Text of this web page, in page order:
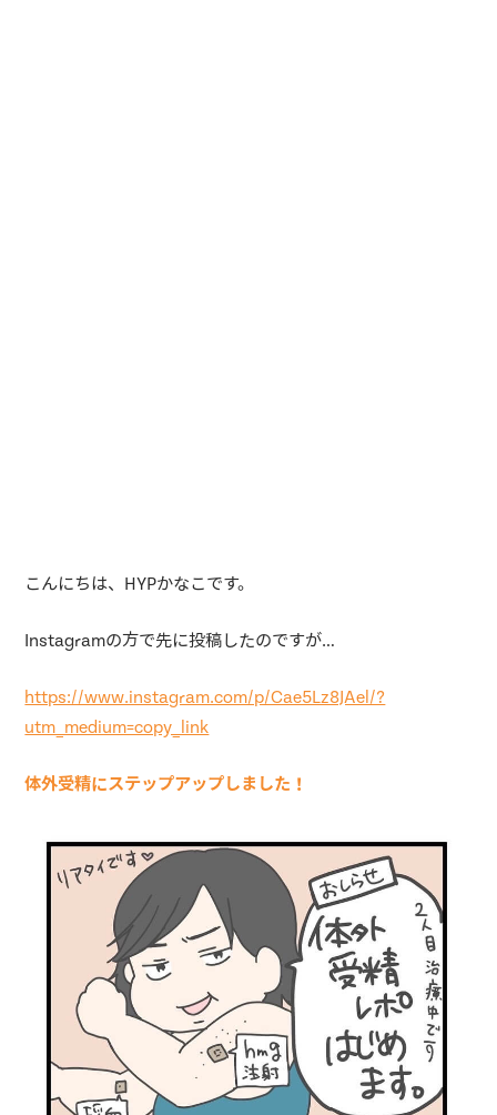
こんにちは、HYPかなこです。
Instagramの方で先に投稿したのですが…
https://www.instagram.com/p/Cae5Lz8JAel/?
utm_medium=copy_link
体外受精にステップアップしました！